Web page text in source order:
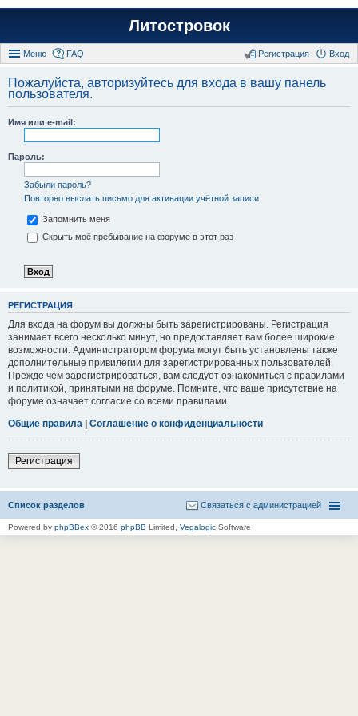
Литостровок
Меню FAQ Вход
Регистрация
Пожалуйста, авторизуйтесь для входа в вашу панель
пользователя.
Имя или e-mail:
Пароль:
Забыли пароль?
Повторно выслать письмо для активации учётной записи
Запомнить меня
Скрыть моё пребывание на форуме в этот раз
РЕГИСТРАЦИЯ
Для входа на форум вы должны быть зарегистрированы. Регистрация
занимает всего несколько минут, но предоставляет вам более широкие
возможности. Администратором форума могут быть установлены также
дополнительные привилегии для зарегистрированных пользователей.
Прежде чем зарегистрироваться, вам следует ознакомиться с правилами
и политикой, принятыми на форуме. Помните, что ваше присутствие на
форуме означает согласие со всеми правилами.
Общие правила | Соглашение о конфиденциальности
Регистрация
Список разделов Связаться с администрацией
Powered by phpBBex © 2016 phpBB Limited, Vegalogic Software